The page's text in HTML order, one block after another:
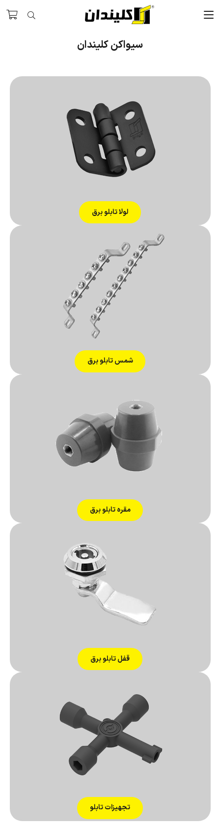
سیواکن کلیندان
لولا تابلو برق
شمس تابلو برق
مقره تابلو برق
قفل تابلو برق
تجهیزات تابلو